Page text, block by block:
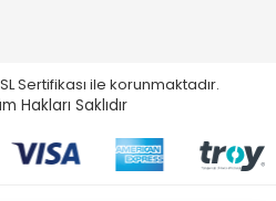
Sertifikası ile korunmaktadır.
Hakları Saklıdır